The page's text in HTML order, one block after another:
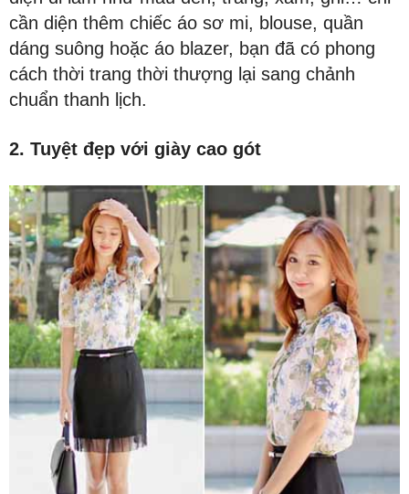
cần diện thêm chiếc áo sơ mi, blouse, quần
dáng suông hoặc áo blazer, bạn đã có phong
cách thời trang thời thượng lại sang chảnh
chuẩn thanh lịch.
2. Tuyệt đẹp với giày cao gót